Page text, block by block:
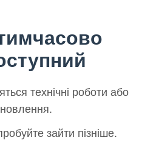
технічні роботи або
зайти пізніше.